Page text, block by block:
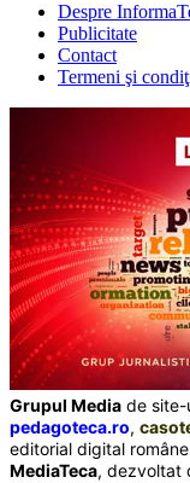
Despre
Publicitate
Contact
Termeni şi
Grupul Media de site-
pedagoteca.ro,
editorial digital
MediaTeca, dezvoltat